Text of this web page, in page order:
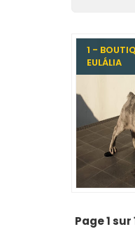
1 -
EULÁLIA
Page 1 sur